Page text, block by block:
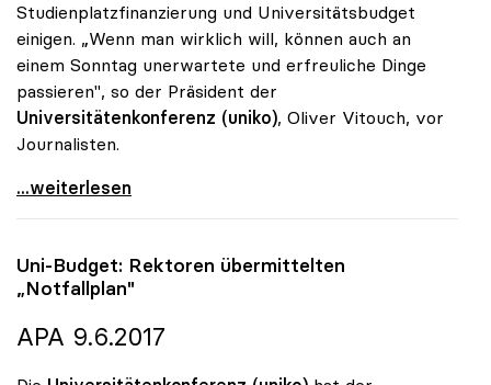
Studienplatzfinanzierung und Universitätsbudget
einigen. „Wenn man wirklich will, können auch an
einem Sonntag unerwartete und erfreuliche Dinge
passieren", so der Präsident der
Universitätenkonferenz (uniko), Oliver Vitouch, vor
Journalisten.
Uni-Budget: Rektoren wieder zuversichtlicher
...weiterlesen
Uni-Budget: Rektoren übermittelten
„Notfallplan"
APA 9.6.2017